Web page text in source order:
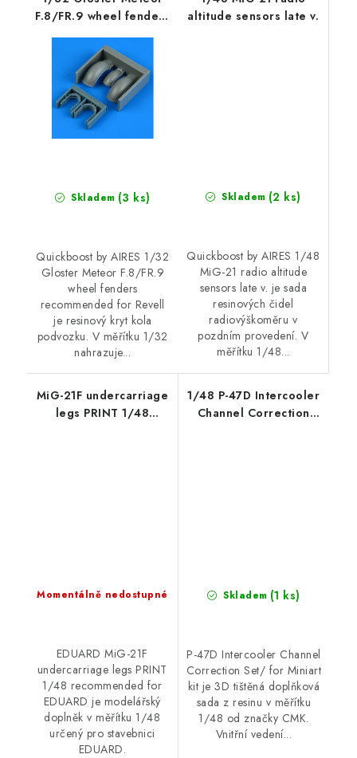
F.8/FR.9 wheel fenders
Revell
Skladem (3 ks)
Quickboost by AIRES 1/32
Gloster Meteor F.8/FR.9
wheel fenders
recommended for Revell
je resinový kryt kola
podvozku. V měřítku 1/32
nahrazuje...
altitude sensors late v.
Skladem (2 ks)
Quickboost by AIRES 1/48
MiG-21 radio altitude
sensors late v. je sada
resinových čidel
radiovýškoměru v
pozdním provedení. V
měřítku 1/48...
MiG-21F undercarriage
legs PRINT 1/48
Momentálně nedostupné
EDUARD MiG-21F
undercarriage legs PRINT
1/48 recommended for
EDUARD je modelářský
doplněk v měřítku 1/48
určený pro stavebnici
EDUARD.
1/48 P-47D Intercooler
Channel Correction
Skladem (1 ks)
P-47D Intercooler Channel
Correction Set/ for Miniart
kit je 3D tištěná doplňková
sada z resinu v měřítku
1/48 od značky CMK.
Vnitřní vedení...